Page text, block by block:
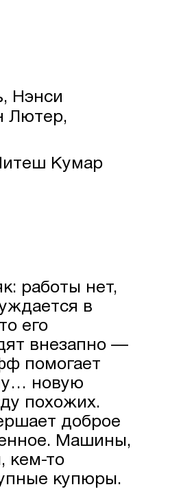
Нэнси
Лютер,
Кумар
работы нет,
в
его
внезапно —
помогает
новую
похожих.
доброе
Машины,
кем-то
купюры.